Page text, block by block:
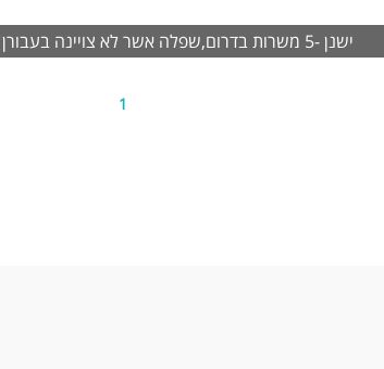
משרות ומידע על ל.מ. עולם של כח אדם- מרכז גיוס ארצי >
ישנן -5 משרות בדרום,שפלה אשר לא צויינה בעבורן עיר
1